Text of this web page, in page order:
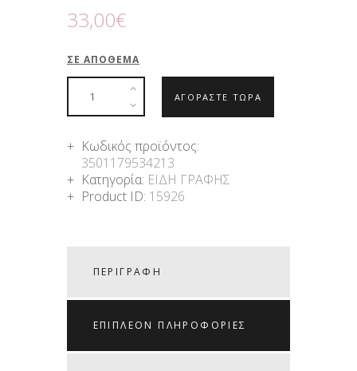
33,00€
ΣΕ ΑΠΌΘΕΜΑ
ΑΓΟΡΑΣΤΕ ΤΩΡΑ
Κωδικός προϊόντος:
3501179534213
Κατηγορία: ΕΙΔΗ ΓΡΑΦΗΣ
Product ID: 15926
ΠΕΡΙΓΡΑΦΉ
ΕΠΙΠΛΈΟΝ ΠΛΗΡΟΦΟΡΊΕΣ